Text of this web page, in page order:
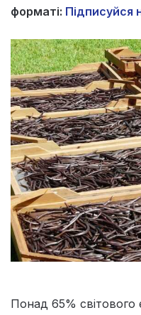
форматі: Підписуйся
Понад 65% світового